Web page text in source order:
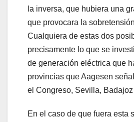
la inversa, que hubiera una
que provocara la
Cualquiera de estas dos
precisamente lo que se
de generación eléctrica que
provincias que Aagesen
el Congreso, Sevilla,
En el caso de que fuera esta